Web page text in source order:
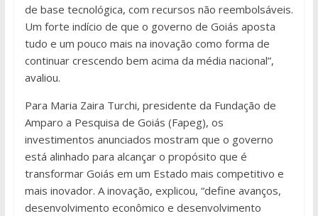
de base tecnológica, com recursos não reembolsáveis.
Um forte indício de que o governo de Goiás aposta
tudo e um pouco mais na inovação como forma de
continuar crescendo bem acima da média nacional”,
avaliou.
Para Maria Zaira Turchi, presidente da Fundação de
Amparo a Pesquisa de Goiás (Fapeg), os
investimentos anunciados mostram que o governo
está alinhado para alcançar o propósito que é
transformar Goiás em um Estado mais competitivo e
mais inovador. A inovação, explicou, “define avanços,
desenvolvimento econômico e desenvolvimento